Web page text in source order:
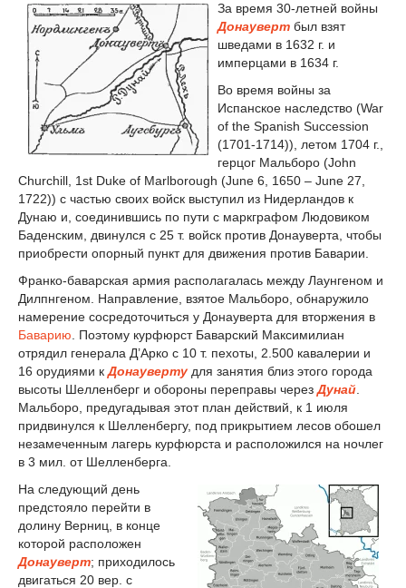
За время 30-летней войны
Донауверт был взят
шведами в 1632 г. и
имперцами в 1634 г.
Во время войны за
Испанское наследство (War
of the Spanish Succession
(1701-1714)) , летом 1704 г.,
герцог Мальборо (John
Churchill, 1st Duke of Marlborough (June 6, 1650 – June 27,
1722)) с частью своих войск выступил из Нидерландов к
Дунаю и, соединившись по пути с маркграфом Людовиком
Баденским, двинулся с 25 т. войск против Донауверта, чтобы
приобрести опорный пункт для движения против Баварии.
Франко-баварская армия располагалась между Лаунгеном и
Дилпнгеном. Направление, взятое Мальборо, обнаружило
намерение сосредоточиться у Донауверта для вторжения в
Баварию . Поэтому курфюрст Баварский Максимилиан
отрядил генерала Д’Арко с 10 т. пехоты, 2.500 кавалерии и
16 орудиями кДонауверту для занятия близ этого города
высоты Шелленберг и обороны переправы черезДунай
Мальборо, предугадывая этот план действий, к 1 июля
придвинулся к Шелленбергу, под прикрытием лесов обошел
незамеченным лагерь курфюрста и расположился на ночлег
в 3 мил. от Шелленберга.
На следующий день
предстояло перейти в
долину Верниц, в конце
которой расположен
Донауверт; приходилось
двигаться 20 вер. с